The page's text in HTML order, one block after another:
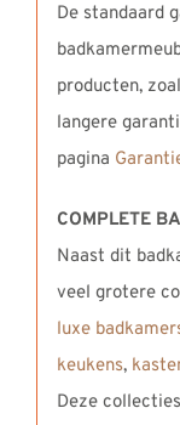
De standaard
producten,
langere
pagina
COMPLETE
Naast dit
veel grotere
luxe
keukens,
Deze